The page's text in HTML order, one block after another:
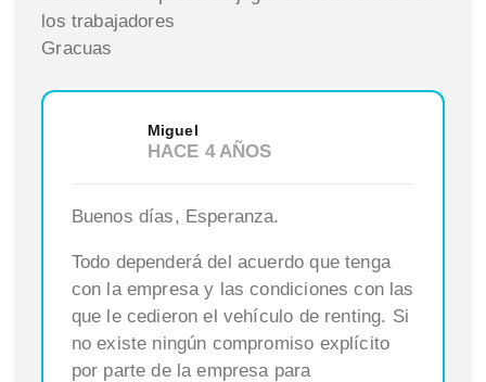
los trabajadores
Gracuas
Miguel
HACE 4 AÑOS
Buenos días, Esperanza.
Todo dependerá del acuerdo que tenga
con la empresa y las condiciones con las
que le cedieron el vehículo de renting. Si
no existe ningún compromiso explícito
por parte de la empresa para